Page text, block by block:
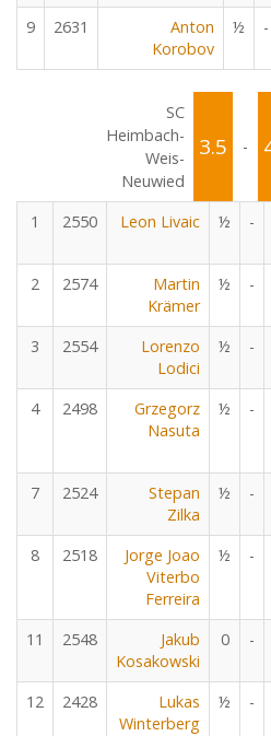
9 2631
Anton
Korobov
½ -
SC
Heimbach-
Weis-
Neuwied
3.5 -
1 2550 Leon Livaic ½ -
2 2574
Martin
Krämer
½ -
3 2554
Lorenzo
Lodici
½ -
4 2498
Grzegorz
Nasuta
½ -
7 2524
Stepan
Zilka
½ -
8 2518
Jorge Joao
Viterbo
Ferreira
½ -
11 2548
Jakub
Kosakowski
0 -
12 2428
Lukas
Winterberg
½ -